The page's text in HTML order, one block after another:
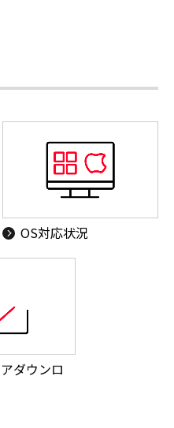
OS対応状況
ダウンロ